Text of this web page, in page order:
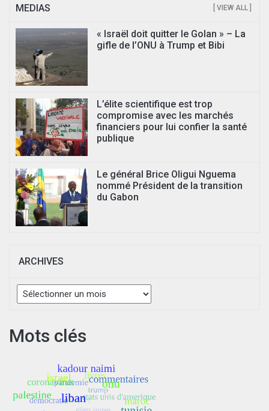
MEDIAS [ VIEW ALL ]
« Israël doit quitter le Golan » – La
gifle de l’ONU à Trump et Bibi
L’élite scientifique est trop
compromise avec les marchés
financiers pour lui confier la santé
publique
Le général Brice Oligui Nguema
nommé Président de la transition
du Gabon
ARCHIVES
Archives
Mots clés